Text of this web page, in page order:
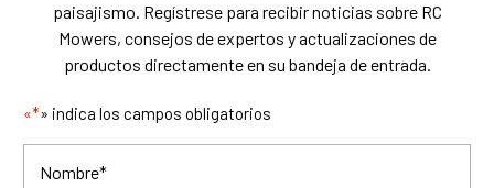
paisajismo. Regístrese para recibir noticias sobre RC
Mowers, consejos de expertos y actualizaciones de
productos directamente en su bandeja de entrada.
«*» indica los campos obligatorios
Nombre*